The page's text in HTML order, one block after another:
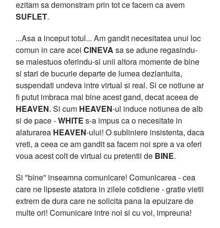
ezitam sa demonstram prin tot ce facem ca avem
SUFLET.
...Asa a inceput totul... Am gandit necesitatea unui loc
comun in care acei CINEVA sa se adune regasindu-
se maiestuos oferindu-si unii altora momente de bine
si stari de bucurie departe de lumea dezlantuita,
suspendati undeva intre virtual si real. Si ce notiune ar
fi putut imbraca mai bine acest gand, decat aceea de
HEAVEN. Si cum HEAVEN-ul induce notiunea de alb
si de pace -WHITE s-a impus ca o necesitate in
alaturarea HEAVEN-ului! O subliniere insistenta, daca
vreti, a ceea ce am gandit sa facem noi spre a va oferi
voua acest colt de virtual cu pretentii de BINE.
Si "bine" inseamna comunicare! Comunicarea - cea
care ne lipseste atatora in zilele cotidiene - gratie vietii
extrem de dura care ne solicita pana la epuizare de
multe ori! Comunicare intre noi si cu voi, impreuna!